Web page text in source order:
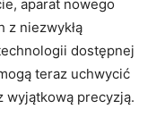
aparat nowego
z niezwykłą
dostępnej
teraz uchwycić
wyjątkową precyzją.